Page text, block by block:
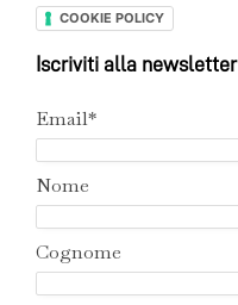
COOKIE POLICY
Iscriviti alla newsletter
Email*
Nome
Cognome